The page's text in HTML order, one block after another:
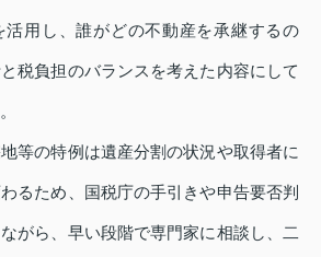
活用し、誰がどの不動産を承継するの
税負担のバランスを考えた内容にして
等の特例は遺産分割の状況や取得者に
るため、国税庁の手引きや申告要否判
がら、早い段階で専門家に相談し、二